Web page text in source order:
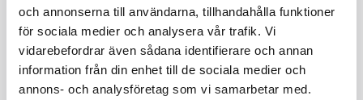
och annonserna till användarna, tillhandahålla funktioner
för sociala medier och analysera vår trafik. Vi
vidarebefordrar även sådana identifierare och annan
information från din enhet till de sociala medier och
annons- och analysföretag som vi samarbetar med.
24t 7d 1m 3m 1å 5å